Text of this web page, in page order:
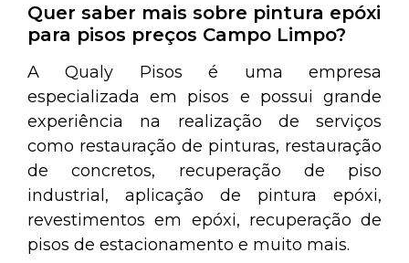
Quer saber mais sobre pintura epóxi
para pisos preços Campo Limpo?
A Qualy Pisos é uma empresa
especializada em pisos e possui grande
experiência na realização de serviços
como restauração de pinturas, restauração
de concretos, recuperação de piso
industrial, aplicação de pintura epóxi,
revestimentos em epóxi, recuperação de
pisos de estacionamento e muito mais.